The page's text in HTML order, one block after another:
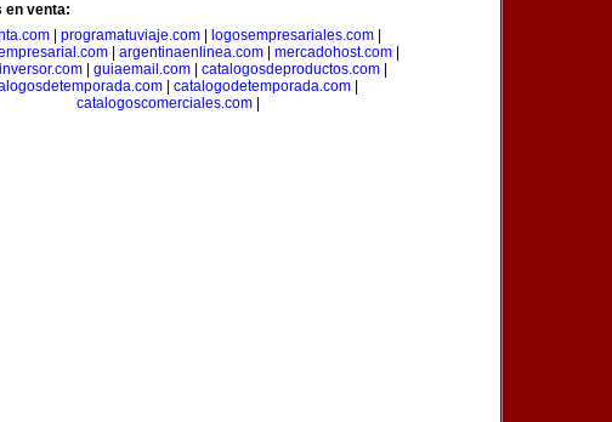
en venta:
programatuviaje.com logosempresariales.com
argentinaenlinea.com mercadohost.com
| guiaemail.com| catalogosdeproductos.com|
| catalogodetemporada.com|
catalogoscomerciales.com|